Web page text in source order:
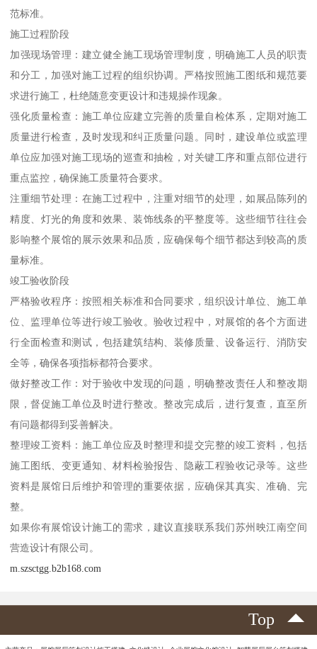
范标准。
施工过程阶段
加强现场管理：建立健全施工现场管理制度，明确施工人员的职责
和分工，加强对施工过程的组织协调。严格按照施工图纸和规范要
求进行施工，杜绝随意变更设计和违规操作现象。
强化质量检查：施工单位应建立完善的质量自检体系，定期对施工
质量进行检查，及时发现和纠正质量问题。同时，建设单位或监理
单位应加强对施工现场的巡查和抽检，对关键工序和重点部位进行
重点监控，确保施工质量符合要求。
注重细节处理：在施工过程中，注重对细节的处理，如展品陈列的
精度、灯光的角度和效果、装饰线条的平整度等。这些细节往往会
影响整个展馆的展示效果和品质，应确保每个细节都达到较高的质
量标准。
竣工验收阶段
严格验收程序：按照相关标准和合同要求，组织设计单位、施工单
位、监理单位等进行竣工验收。验收过程中，对展馆的各个方面进
行全面检查和测试，包括建筑结构、装修质量、设备运行、消防安
全等，确保各项指标都符合要求。
做好整改工作：对于验收中发现的问题，明确整改责任人和整改期
限，督促施工单位及时进行整改。整改完成后，进行复查，直至所
有问题都得到妥善解决。
整理竣工资料：施工单位应及时整理和提交完整的竣工资料，包括
施工图纸、变更通知、材料检验报告、隐蔽工程验收记录等。这些
资料是展馆日后维护和管理的重要依据，应确保其真实、准确、完
整。
如果你有展馆设计施工的需求，建议直接联系我们苏州映江南空间
营造设计有限公司。
m.szsctgg.b2b168.com
Top